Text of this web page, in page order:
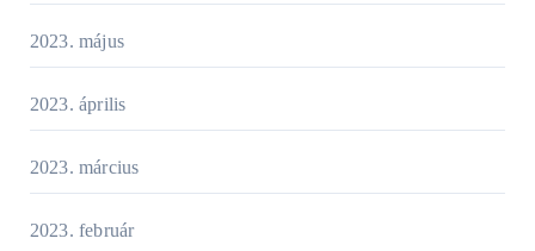
2023. május
2023. április
2023. március
2023. február